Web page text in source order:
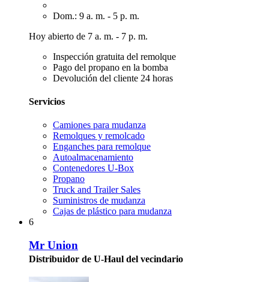
Dom.: 9 a. m. - 5 p. m.
Hoy abierto de 7 a. m. - 7 p. m.
Inspección gratuita del remolque
Pago del propano en la bomba
Devolución del cliente 24 horas
Servicios
Camiones para mudanza
Remolques y remolcado
Enganches para remolque
Autoalmacenamiento
Contenedores U-Box
Propano
Truck and Trailer Sales
Suministros de mudanza
Cajas de plástico para mudanza
6
Mr Union
Distribuidor de U-Haul del vecindario